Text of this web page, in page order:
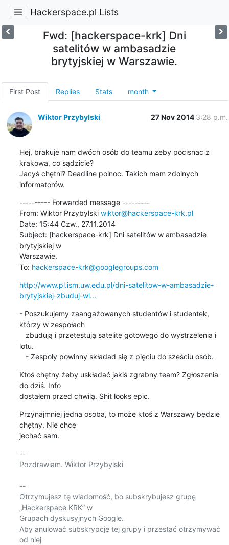
Hackerspace.pl Lists
Fwd: [hackerspace-krk] Dni
satelitów w ambasadzie
brytyjskiej w Warszawie.
First Post Replies Stats month
Wiktor Przybylski 27 Nov 2014 3:28 p.m.
Hej, brakuje nam dwóch osób do teamu żeby pocisnac z
krakowa, co sądzicie?
Jacyś chętni? Deadline polnoc. Takich mam zdolnych
informatorów.
---------- Forwarded message ---------
From: Wiktor Przybylski wiktor@hackerspace-krk.pl
Date: 15:44 Czw., 27.11.2014
Subject: [hackerspace-krk] Dni satelitów w ambasadzie
brytyjskiej w
Warszawie.
To: hackerspace-krk@googlegroups.com
http://www.pl.ism.uw.edu.pl/dni-satelitow-w-ambasadzie-
brytyjskiej-zbuduj-wl...
- Poszukujemy zaangażowanych studentów i studentek,
którzy w zespołach
lotu.
   - Zespoły powinny składad się z pięciu do sześciu osób.
Ktoś chętny żeby uskładać jakiś zgrabny team? Zgłoszenia
do dziś. Info
dostałem przed chwilą. Shit looks epic.
Przynajmniej jedna osoba, to może ktoś z Warszawy będzie
chętny. Nie chcę
jechać sam.
--
Pozdrawiam. Wiktor Przybylski
--
Otrzymujesz tę wiadomość, bo subskrybujesz grupę
„Hackerspace KRK” w
Grupach dyskusyjnych Google.
Aby anulować subskrypcję tej grupy i przestać otrzymywać
od niej